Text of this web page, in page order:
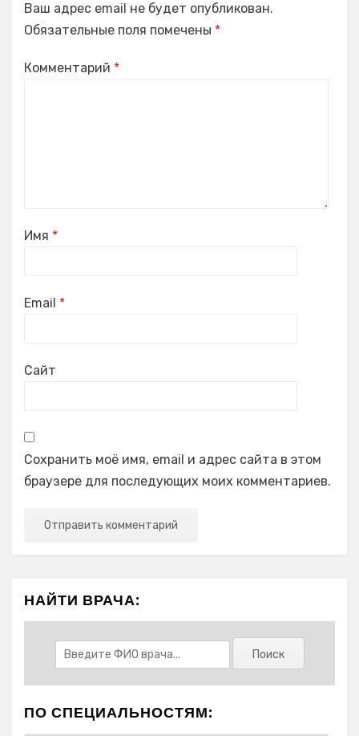
Ваш адрес email не будет опубликован.
Обязательные поля помечены *
Комментарий *
Имя *
Email *
Сайт
Сохранить моё имя, email и адрес сайта в этом
браузере для последующих моих комментариев.
НАЙТИ ВРАЧА:
ПО СПЕЦИАЛЬНОСТЯМ: